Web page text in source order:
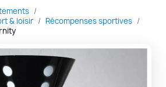
& loisir
Récompenses sportives